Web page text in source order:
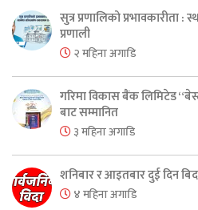
सुत्र प्रणालिको प्रभावकारीता :
प्रणाली
२ महिना अगाडि
गरिमा विकास बैंक लिमिटेड
बाट सम्मानित
३ महिना अगाडि
शनिबार र आइतबार दुई दिन
४ महिना अगाडि